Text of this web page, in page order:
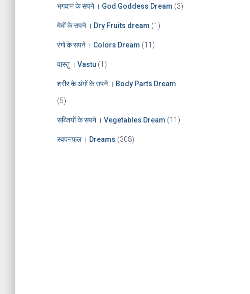
भगवान के सपने । God Goddess Dream (3)
मेवों के सपने । Dry Fruits dream (1)
रंगों के सपने । Colors Dream (11)
वास्तु । Vastu (1)
शरीर के अंगों के सपने । Body Parts Dream
(5)
सब्जियों के सपने । Vegetables Dream (11)
स्वपनफल । Dreams (308)